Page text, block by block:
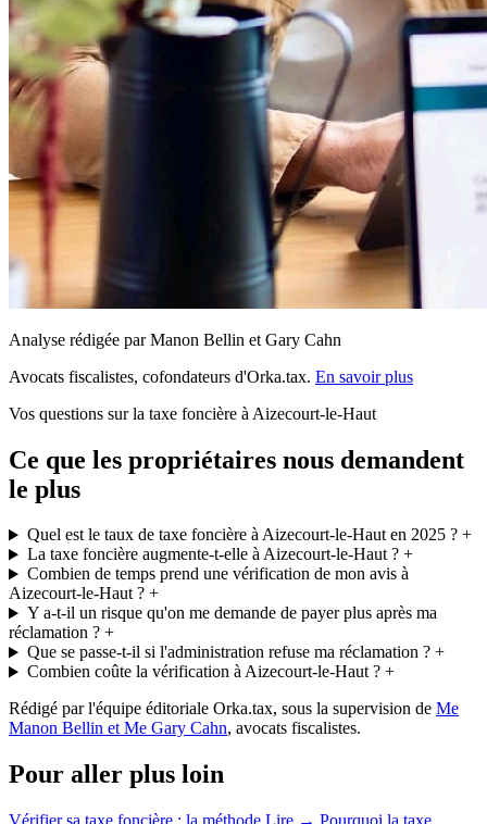
Analyse rédigée par Manon Bellin et Gary Cahn
Avocats fiscalistes, cofondateurs d'Orka.tax. En savoir plus
Vos questions sur la taxe foncière à Aizecourt-le-Haut
Ce que les propriétaires nous demandent
le plus
Quel est le taux de taxe foncière à Aizecourt-le-Haut en 2025 ?+
La taxe foncière augmente-t-elle à Aizecourt-le-Haut ?+
Combien de temps prend une vérification de mon avis à
Aizecourt-le-Haut ? +
Y a-t-il un risque qu'on me demande de payer plus après ma
réclamation ? +
Que se passe-t-il si l'administration refuse ma réclamation ?+
Combien coûte la vérification à Aizecourt-le-Haut ?+
Rédigé par l'équipe éditoriale Orka.tax, sous la supervision de Me
Manon Bellin et Me Gary Cahn, avocats fiscalistes.
Pour aller plus loin